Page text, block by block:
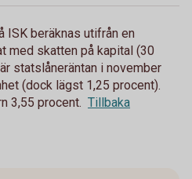
ISK beräknas utifrån en
med skatten på kapital (30
statslåneräntan i november
(dock lägst 1,25 procent).
3,55 procent. Tillbaka